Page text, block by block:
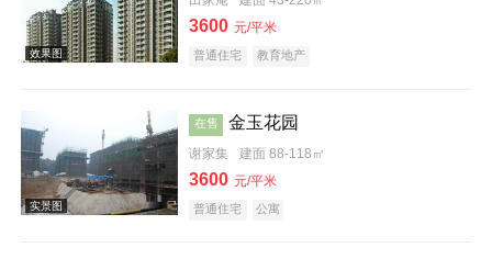
3600 元/平米
普通住宅 教育地产
在售 金玉花园
谢家集 建面 88-118㎡
3600 元/平米
普通住宅 公寓